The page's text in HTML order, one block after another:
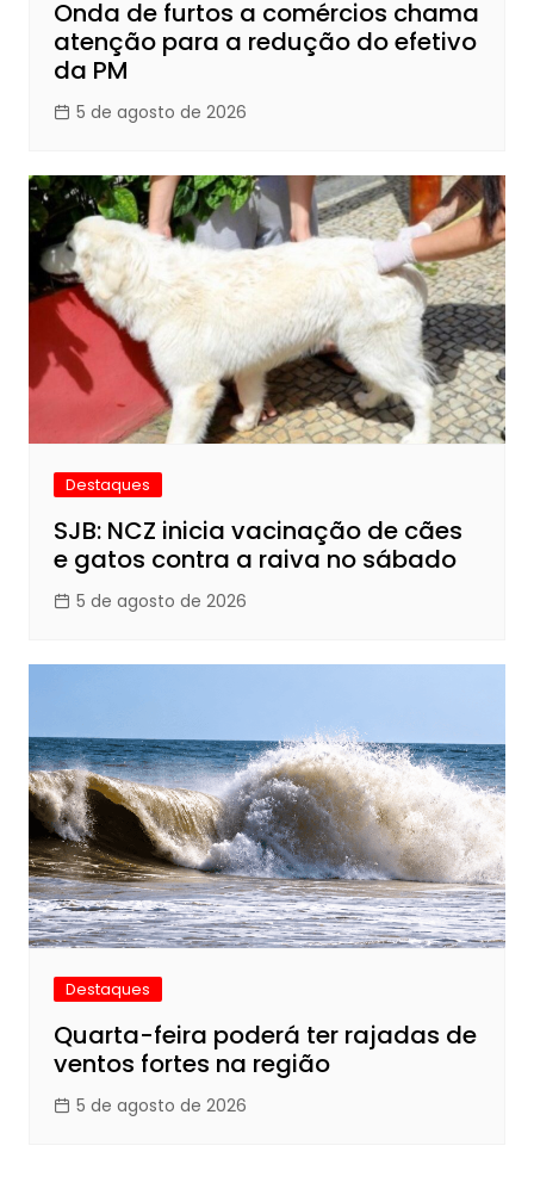
Onda de furtos a comércios chama
atenção para a redução do efetivo
da PM
5 de agosto de 2026
Destaques
SJB: NCZ inicia vacinação de cães
e gatos contra a raiva no sábado
5 de agosto de 2026
Destaques
Quarta-feira poderá ter rajadas de
ventos fortes na região
5 de agosto de 2026